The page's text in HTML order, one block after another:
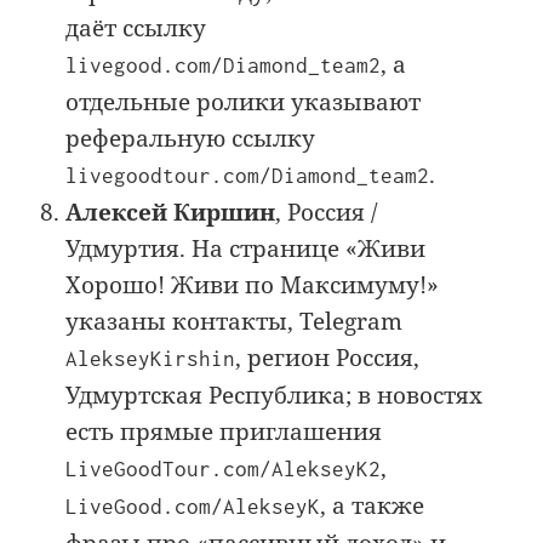
даёт ссылку
livegood.com/Diamond_team2, а
отдельные ролики указывают
реферальную ссылку
livegoodtour.com/Diamond_team2.
Алексей Киршин, Россия /
Удмуртия. На странице «Живи
Хорошо! Живи по Максимуму!»
указаны контакты, Telegram
AlekseyKirshin, регион Россия,
Удмуртская Республика; в новостях
есть прямые приглашения
LiveGoodTour.com/AlekseyK2,
LiveGood.com/AlekseyK, а также